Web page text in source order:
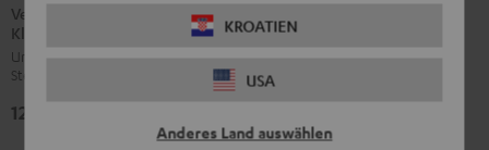
KROATIEN
USA
Anderes Land auswählen
Verlängerungskabel 3,5-mm-
Klinke
Universelles 3,5-mm-Klinken-
Stereo-Verlängerungskabel
12,
Bananenstecker (5 Paar)